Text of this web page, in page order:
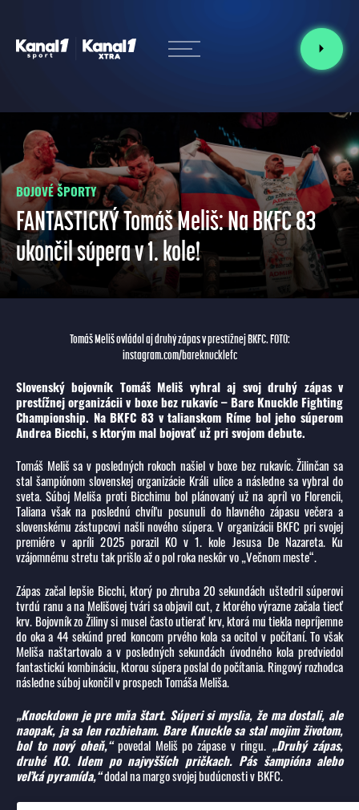
BOJOVÉ ŠPORTY
FANTASTICKÝ Tomáš Meliš: Na BKFC 83
ukončil súpera v 1. kole!
Tomáš Meliš ovládol aj druhý zápas v prestížnej BKFC. FOTO:
instagram.com/bareknucklefc
Slovenský bojovník Tomáš Meliš vyhral aj svoj druhý zápas v
prestížnej organizácii v boxe bez rukavíc – Bare Knuckle Fighting
Championship. Na BKFC 83 v talianskom Ríme bol jeho súperom
Andrea Bicchi, s ktorým mal bojovať už pri svojom debute.
Tomáš Meliš sa v posledných rokoch našiel v boxe bez rukavíc. Žilinčan sa
stal šampiónom slovenskej organizácie Králi ulice a následne sa vybral do
sveta. Súboj Meliša proti Bicchimu bol plánovaný už na apríl vo Florencii,
Taliana však na poslednú chvíľu posunuli do hlavného zápasu večera a
slovenskému zástupcovi našli nového súpera. V organizácii BKFC pri svojej
premiére v apríli 2025 porazil KO v 1. kole Jesusa De Nazareta. Ku
vzájomnému stretu tak prišlo až o pol roka neskôr vo „Večnom meste“.
Zápas začal lepšie Bicchi, ktorý po zhruba 20 sekundách uštedril súperovi
tvrdú ranu a na Melišovej tvári sa objavil cut, z ktorého výrazne začala tiecť
krv. Bojovník zo Žiliny si musel často utierať krv, ktorá mu tiekla nepríjemne
do oka a 44 sekúnd pred koncom prvého kola sa ocitol v počítaní. To však
Meliša naštartovalo a v posledných sekundách úvodného kola predviedol
fantastickú kombináciu, ktorou súpera poslal do počítania. Ringový rozhodca
následne súboj ukončil v prospech Tomáša Meliša.
„Knockdown je pre mňa štart. Súperi si myslia, že ma dostali, ale
naopak, ja sa len rozbieham. Bare Knuckle sa stal mojim životom,
bol to nový oheň,“povedal Meliš po zápase v ringu. „Druhý zápas,
druhé KO. Idem po najvyšších pričkach. Pás šampióna alebo
veľká pyramída,“dodal na margo svojej budúcnosti v BKFC.